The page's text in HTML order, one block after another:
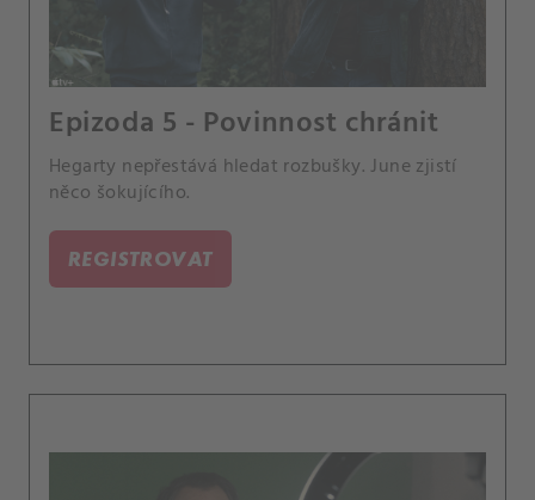
Epizoda 5 - Povinnost chránit
Hegarty nepřestává hledat rozbušky. June zjistí
něco šokujícího.
REGISTROVAT